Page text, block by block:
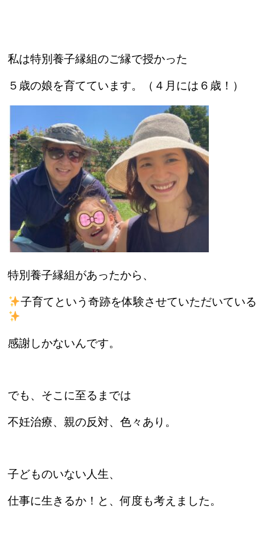
私は特別養子縁組のご縁で授かった
５歳の娘を育てています。（４月には６歳！）
特別養子縁組があったから、
子育てという奇跡を体験させていただいている
感謝しかないんです。
でも、そこに至るまでは
不妊治療、親の反対、色々あり。
子どものいない人生、
仕事に生きるか！と、何度も考えました。